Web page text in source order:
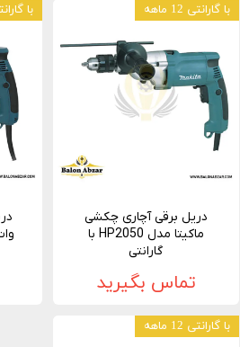
دریل برقی آچاری چکشی
ماکیتا مدل HP2050 با
گارانتی
تماس بگیرید
با گارانتی 12 ماهه با گارانتی
با گارانتی 12 ماهه